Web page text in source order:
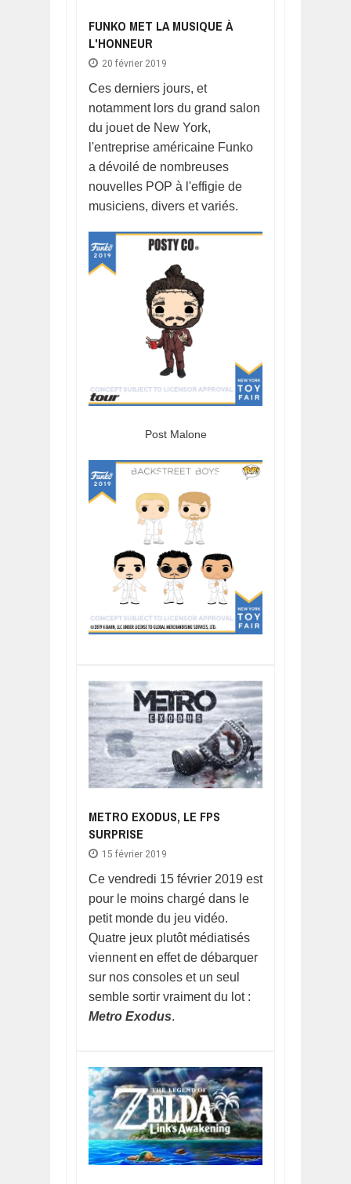
FUNKO MET LA MUSIQUE À
L'HONNEUR
20 février 2019
Ces derniers jours, et
notamment lors du grand salon
du jouet de New York,
l'entreprise américaine Funko
a dévoilé de nombreuses
nouvelles POP à l'effigie de
musiciens, divers et variés.
Post Malone
METRO EXODUS, LE FPS
SURPRISE
15 février 2019
Ce vendredi 15 février 2019 est
pour le moins chargé dans le
petit monde du jeu vidéo.
Quatre jeux plutôt médiatisés
viennent en effet de débarquer
sur nos consoles et un seul
semble sortir vraiment du lot :
Metro Exodus.